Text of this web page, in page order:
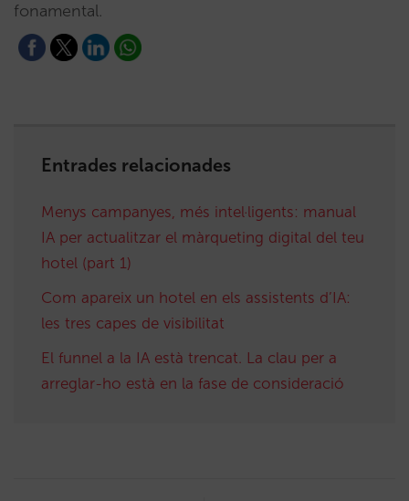
fonamental.
Entrades relacionades
Menys campanyes, més intel·ligents: manual
IA per actualitzar el màrqueting digital del teu
hotel (part 1)
Com apareix un hotel en els assistents d’IA:
les tres capes de visibilitat
El funnel a la IA està trencat. La clau per a
arreglar-ho està en la fase de consideració